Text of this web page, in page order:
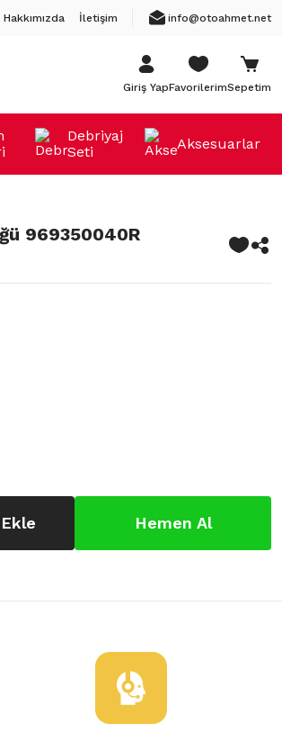
Hakkımızda İletişim info@otoahmet.net
Giriş YapFavorilerimSepetim
Debriyaj
Seti
Aksesuarlar
969350040R
Hemen Al